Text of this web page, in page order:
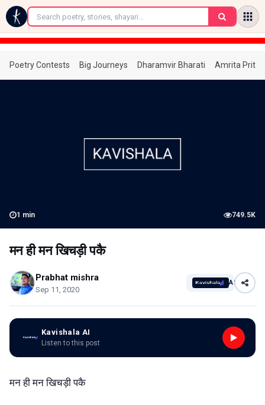
←
Poetry Contests Big Journeys Dharamvir Bharati Amrita
1 min 749.5K
मन ही मन खिचड़ी पकै
Prabhat mishra
Sep 11, 2020
AI
Kavishala AI
Listen to this post
मन ही मन खिचड़ी पकै